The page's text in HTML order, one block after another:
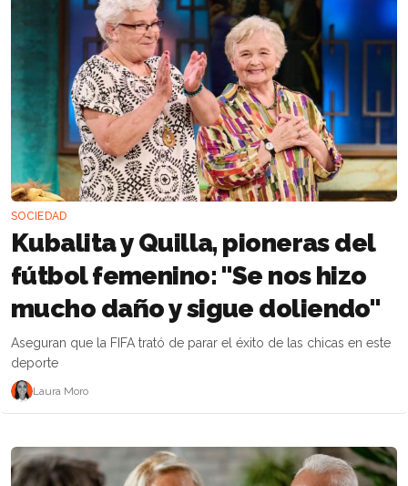
SOCIEDAD
Kubalita y Quilla, pioneras del
fútbol femenino: "Se nos hizo
mucho daño y sigue doliendo"
Aseguran que la FIFA trató de parar el éxito de las chicas en este
deporte
Laura Moro